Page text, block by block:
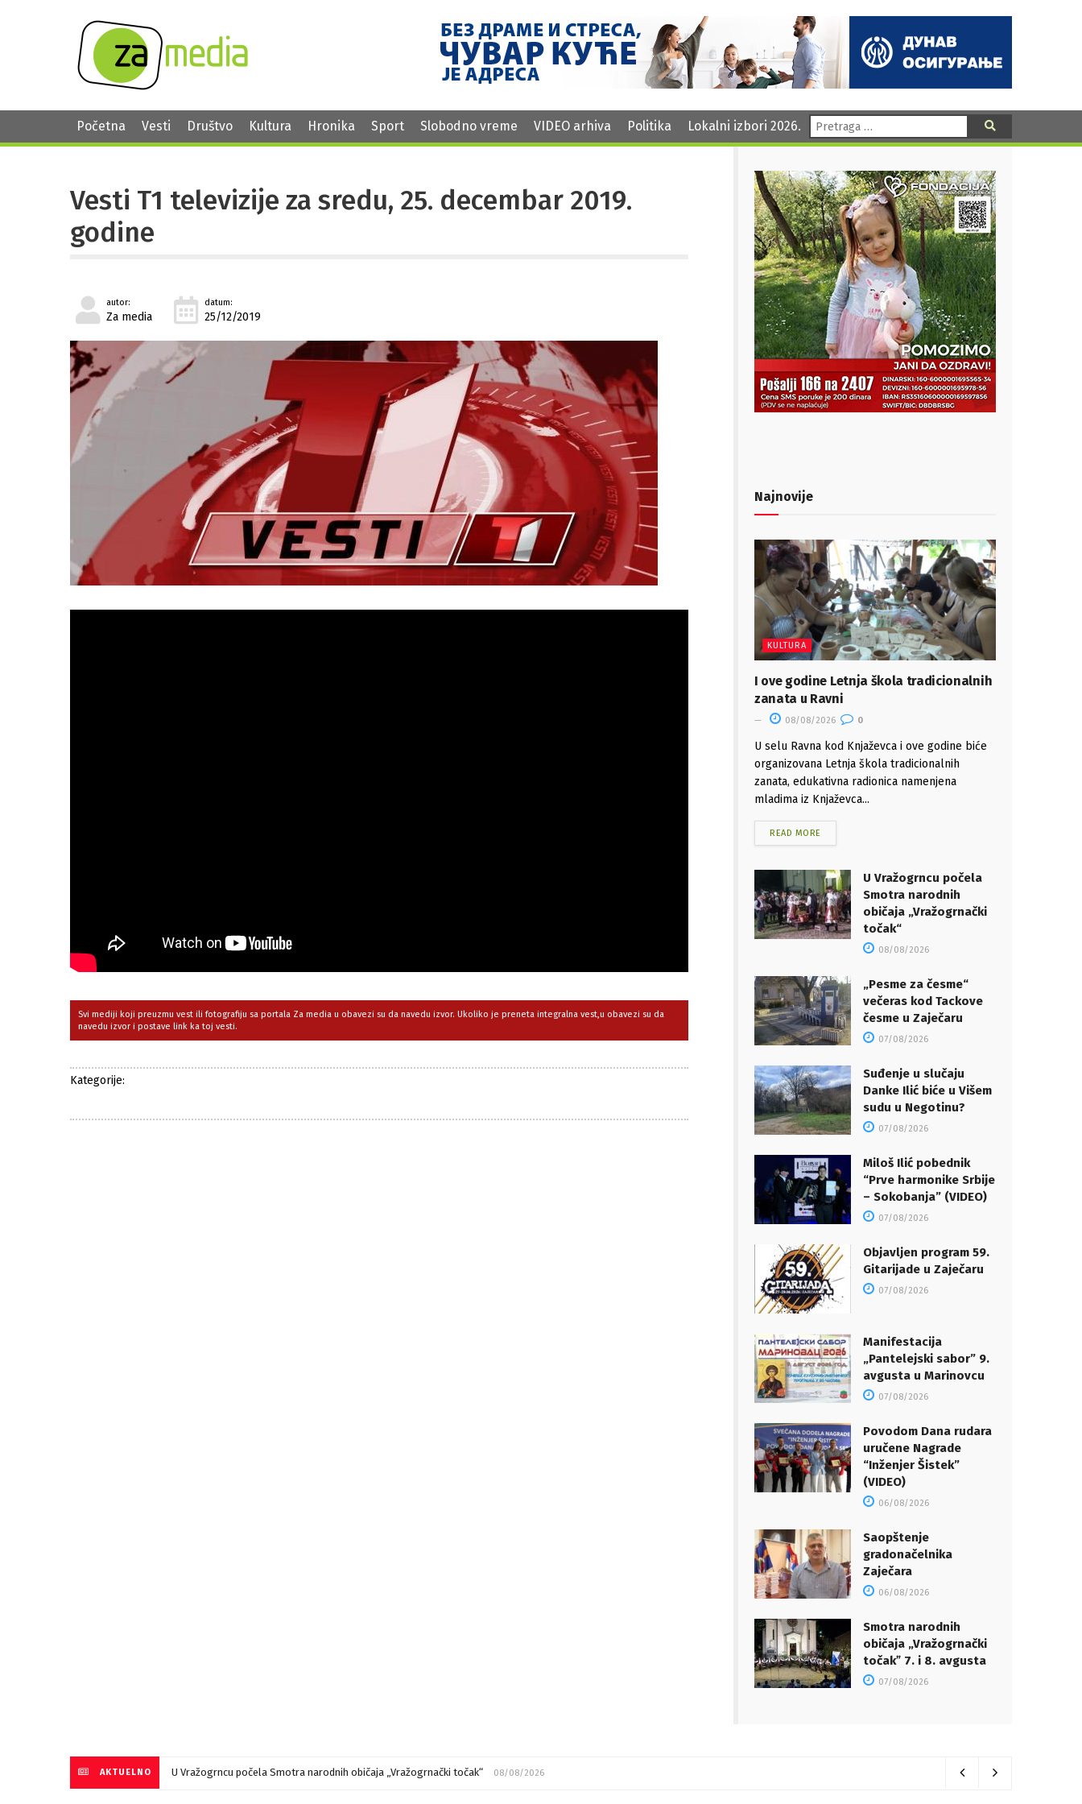
Početna Vesti Društvo Kultura Hronika Sport Slobodno vreme VIDEO arhiva Politika Lokalni izbori 2026. Pretraga:
Vesti T1 televizije za sredu, 25. decembar 2019.
godine
autor:
Za media
datum:
25/12/2019
Svi mediji koji preuzmu vest ili fotografiju sa portala Za media u obavezi su da navedu izvor. Ukoliko je preneta integralna vest,u obavezi su da
navedu izvor i postave link ka toj vesti.
Kategorije:
Najnovije
KULTURA
I ove godine Letnja škola tradicionalnih
zanata u Ravni
08/08/2026 0
U selu Ravna kod Knjaževca i ove godine biće
organizovana Letnja škola tradicionalnih
zanata, edukativna radionica namenjena
mladima iz Knjaževca...
READ MORE
U Vražogrncu počela
Smotra narodnih
običaja „Vražogrnački
točak“
08/08/2026
„Pesme za česme“
večeras kod Tackove
česme u Zaječaru
07/08/2026
Suđenje u slučaju
Danke Ilić biće u Višem
sudu u Negotinu?
07/08/2026
Miloš Ilić pobednik
“Prve harmonike Srbije
– Sokobanja” (VIDEO)
07/08/2026
Objavljen program 59.
Gitarijade u Zaječaru
07/08/2026
Manifestacija
„Pantelejski sabor” 9.
avgusta u Marinovcu
07/08/2026
Povodom Dana rudara
uručene Nagrade
“Inženjer Šistek”
(VIDEO)
06/08/2026
Saopštenje
gradonačelnika
Zaječara
06/08/2026
Smotra narodnih
običaja „Vražogrnački
točakˮ 7. i 8. avgusta
07/08/2026
AKTUELNO U Vražogrncu počela Smotra narodnih običaja „Vražogrnački točak“ 08/08/2026